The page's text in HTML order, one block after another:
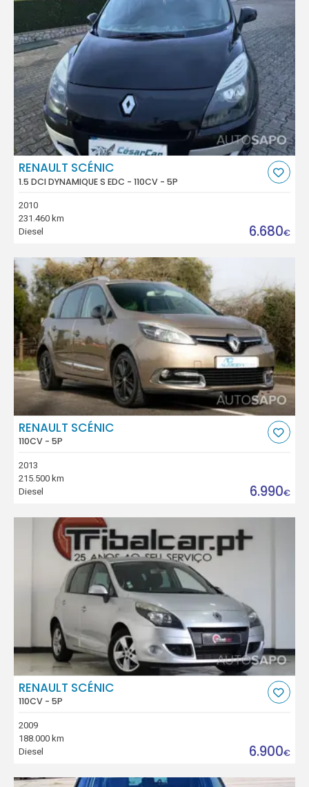
RENAULT SCÉNIC
1.5 DCI DYNAMIQUE S EDC - 110CV - 5P
2010
231.460 km
Diesel
6.680€
RENAULT SCÉNIC
110CV - 5P
2013
215.500 km
Diesel
6.990€
RENAULT SCÉNIC
110CV - 5P
2009
188.000 km
Diesel
6.900€